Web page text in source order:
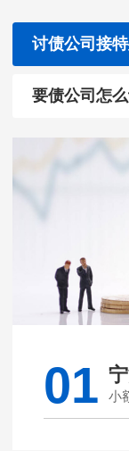
讨债公司接
要债公司怎
01 小